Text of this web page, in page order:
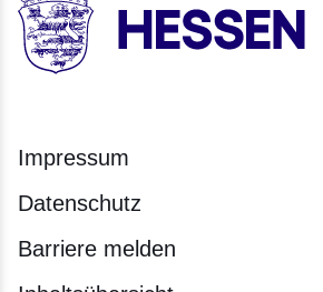
HESSEN - Hessische Landesregierung
Impressum
Datenschutz
Barriere melden